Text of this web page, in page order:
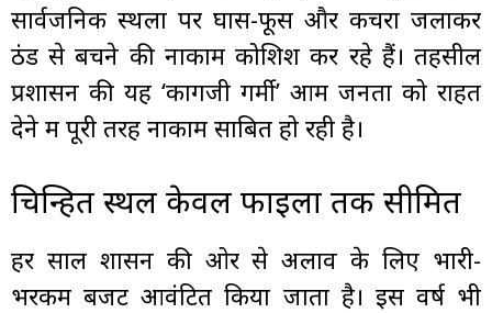
सार्वजनिक स्थलों पर घास-फूस और कचरा जलाकर
ठंड से बचने की नाकाम कोशिश कर रहे हैं। तहसील
प्रशासन की यह ‘कागजी गर्मी’ आम जनता को राहत
देने में पूरी तरह नाकाम साबित हो रही है।
चिन्हित स्थल केवल फाइलों तक सीमित
हर साल शासन की ओर से अलाव के लिए भारी-
भरकम बजट आवंटित किया जाता है। इस वर्ष भी